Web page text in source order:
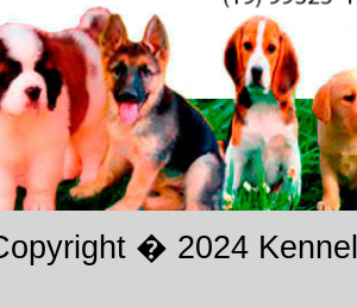
� 2024